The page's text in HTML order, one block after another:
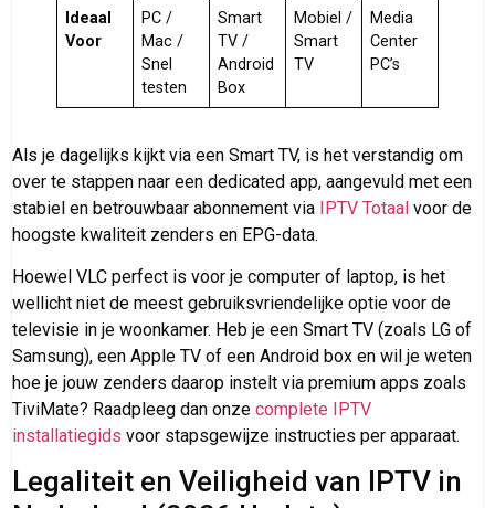
Ideaal
Voor
PC /
Mac /
Snel
testen
Smart
TV /
Android
Box
Mobiel /
Smart
TV
Media
Center
PC’s
Als je dagelijks kijkt via een Smart TV, is het verstandig om
over te stappen naar een dedicated app, aangevuld met een
stabiel en betrouwbaar abonnement via IPTV Totaal voor de
hoogste kwaliteit zenders en EPG-data.
Hoewel VLC perfect is voor je computer of laptop, is het
wellicht niet de meest gebruiksvriendelijke optie voor de
televisie in je woonkamer. Heb je een Smart TV (zoals LG of
Samsung), een Apple TV of een Android box en wil je weten
hoe je jouw zenders daarop instelt via premium apps zoals
TiviMate? Raadpleeg dan onze complete IPTV
installatiegids voor stapsgewijze instructies per apparaat.
Legaliteit en Veiligheid van IPTV in